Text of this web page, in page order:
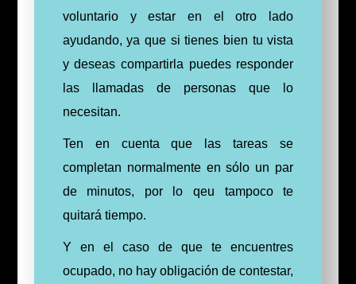
voluntario y estar en el otro lado
ayudando, ya que si tienes bien tu vista
y deseas compartirla puedes responder
las llamadas de personas que lo
necesitan.
Ten en cuenta que las tareas se
completan normalmente en sólo un par
de minutos, por lo qeu tampoco te
quitará tiempo.
Y en el caso de que te encuentres
ocupado, no hay obligación de contestar,